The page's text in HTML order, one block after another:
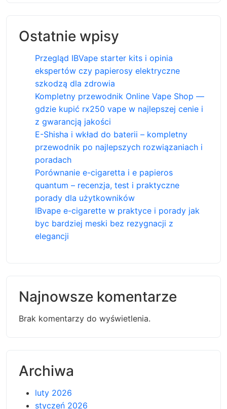
Ostatnie wpisy
Przegląd IBVape starter kits i opinia
ekspertów czy papierosy elektryczne
szkodzą dla zdrowia
Kompletny przewodnik Online Vape Shop —
gdzie kupić rx250 vape w najlepszej cenie i
z gwarancją jakości
E-Shisha i wkład do baterii – kompletny
przewodnik po najlepszych rozwiązaniach i
poradach
Porównanie e-cigaretta i e papieros
quantum – recenzja, test i praktyczne
porady dla użytkowników
IBvape e-cigarette w praktyce i porady jak
byc bardziej meski bez rezygnacji z
elegancji
Najnowsze komentarze
Brak komentarzy do wyświetlenia.
Archiwa
luty 2026
styczeń 2026